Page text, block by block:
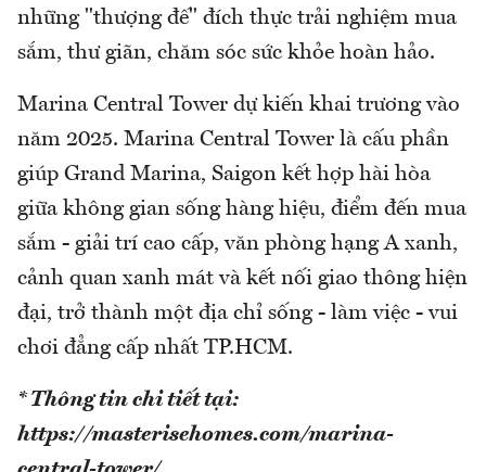
những "thượng đế" đích thực trải nghiệm mua
sắm, thư giãn, chăm sóc sức khỏe hoàn hảo.
Marina Central Tower dự kiến khai trương vào
năm 2025. Marina Central Tower là cấu phần
giúp Grand Marina, Saigon kết hợp hài hòa
giữa không gian sống hàng hiệu, điểm đến mua
sắm - giải trí cao cấp, văn phòng hạng A xanh,
cảnh quan xanh mát và kết nối giao thông hiện
đại, trở thành một địa chỉ sống - làm việc - vui
chơi đẳng cấp nhất TP.HCM.
* Thông tin chi tiết tại:
https://masterisehomes.com/marina-